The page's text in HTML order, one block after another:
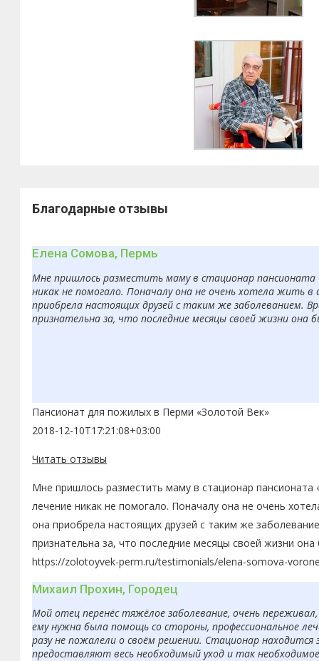
Благодарные отзывы
Елена Сомова, Пермь
Мне пришлось разместить маму в стационар пансионата
никак не помогало. Поначалу она не очень хотела жить
приобрела настоящих друзей с таким же заболеванием.
признательна за, что последние месяцы своей жизни
Пансионат для пожилых в Перми «Золотой Век»
2018-12-10T17:21:08+03:00
Читать отзывы
Мне пришлось разместить маму в стационар
лечение никак не помогало. Поначалу она не очень
она приобрела настоящих друзей с таким же
признательна за, что последние месяцы своей жизни
https://zolotoyvek-perm.ru/testimonials/elena-somova-
Михаил Прохин, Городец
Мой отец перенёс тяжёлое заболевание, очень
ему нужна была помощь со стороны, профессиональное
разу не пожалели о своём решении. Стационар
предоставляют весь необходимый уход и так